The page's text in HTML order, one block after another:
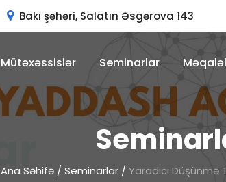
Bakı şəhəri, Salatın Əsgərova 143
Mütəxəssislər Seminarlar
Ana Səhifə/ Seminarlar/ Yaradıcı Düşünmə